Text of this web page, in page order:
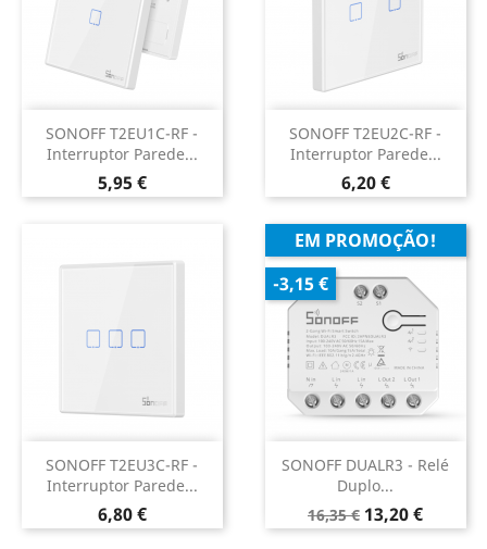
SONOFF T2EU1C-RF -
Interruptor Parede...
Preço
5,95 €
SONOFF T2EU2C-RF -
Interruptor Parede...
Preço
6,20 €
SONOFF T2EU3C-RF -
Interruptor Parede...
Preço
6,80 €
SONOFF DUALR3 - Relé
Duplo...
Preço
normal
16,35 € Preço
13,20 €
EM PROMOÇÃO!
-3,15 €